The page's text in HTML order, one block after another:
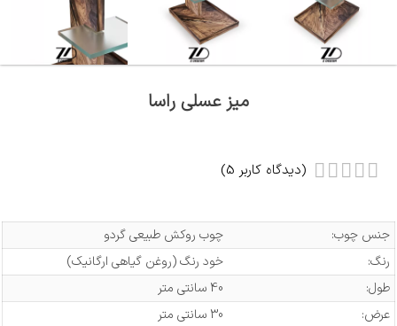
میز عسلی راسا
(دیدگاه کاربر 5
)
جنس چوب:
چوب روکش طبیعی گردو
رنگ:
خود رنگ (روغن گیاهی ارگانیک)
طول:
40 سانتی متر
عرض:
30 سانتی متر